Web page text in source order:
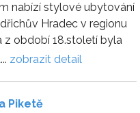
nabízí stylové ubytování
Hradec v regionu
z období 18.století byla
zobrazit detail
Piketě